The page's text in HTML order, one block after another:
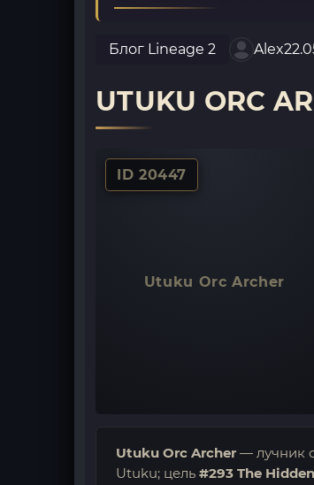
Блог Lineage 2 Alex
UTUKU ORC
ID 20447
Utuku Orc Archer
Utuku Orc Archer — лучник
Utuku; цель #293 The